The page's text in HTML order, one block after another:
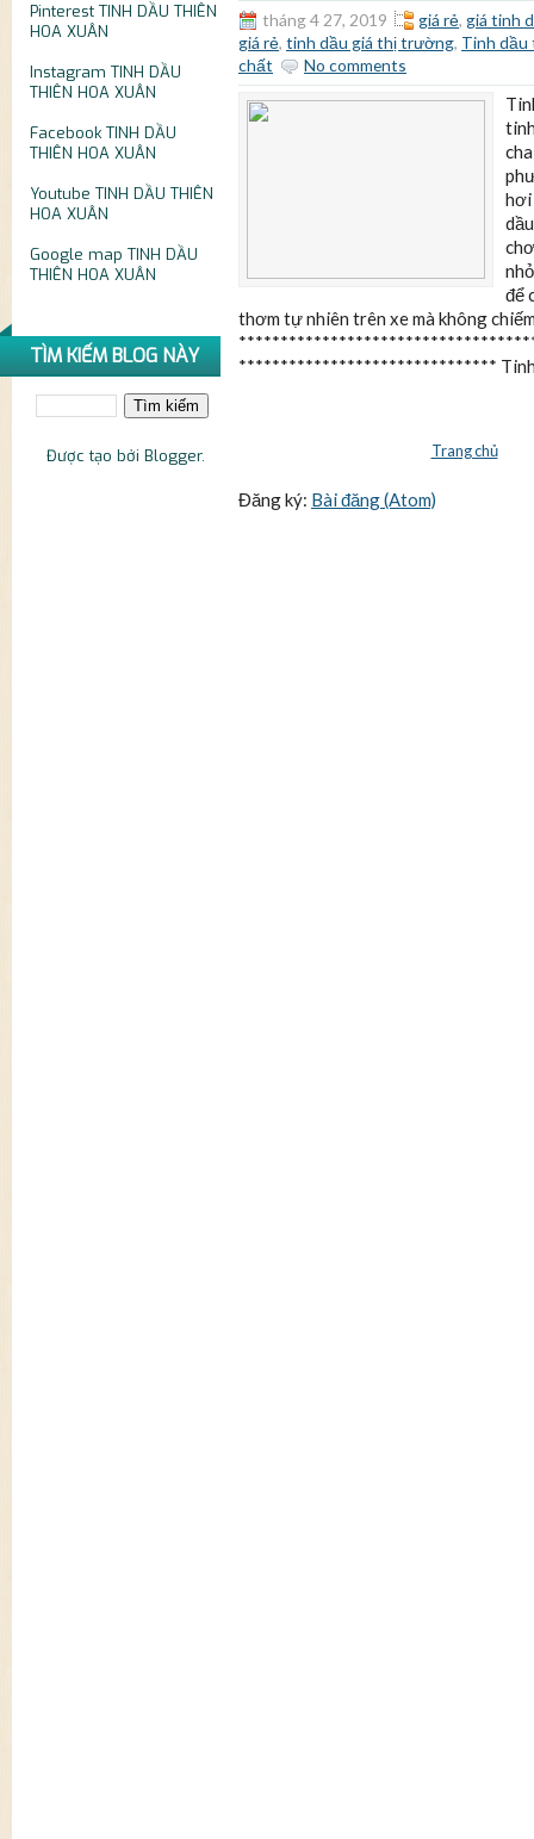
Pinterest TINH DẦU THIÊN
HOA XUÂN
Instagram TINH DẦU
THIÊN HOA XUÂN
Facebook TINH DẦU
THIÊN HOA XUÂN
Youtube TINH DẦU THIÊN
HOA XUÂN
Google map TINH DẦU
THIÊN HOA XUÂN
TÌM KIẾM BLOG NÀY
Được tạo bởi Blogger.
tháng 4 27, 2019 giá rẻ, giá tinh
giá rẻ, tinh dầu giá thị trường, Tinh dầu
chất
No comments
hơi
để
thơm tự nhiên trên xe mà không
*******************************
Trang chủ
Đăng ký: Bài đăng (Atom)